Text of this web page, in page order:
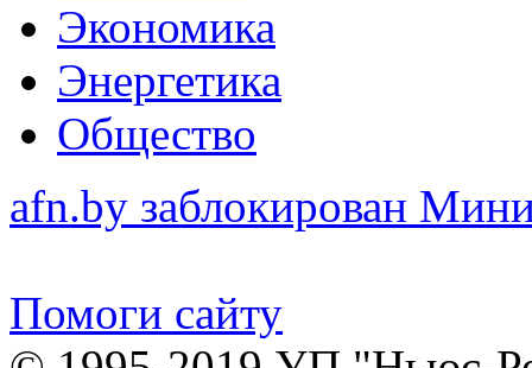
Экономика
Энергетика
Общество
afn.by заблокирован
Помоги сайту